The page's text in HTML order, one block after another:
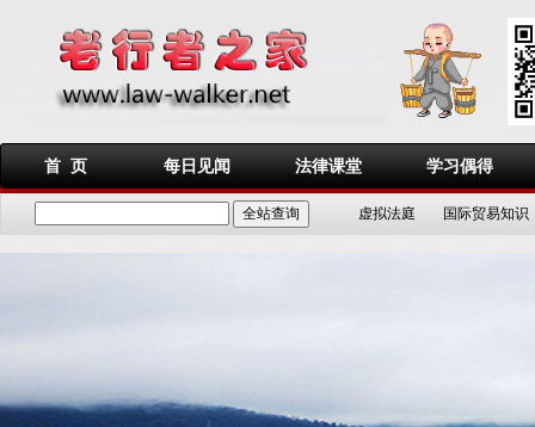
首 页 每日见闻 法律课堂 学习偶得
虚拟法庭 国际贸易知识